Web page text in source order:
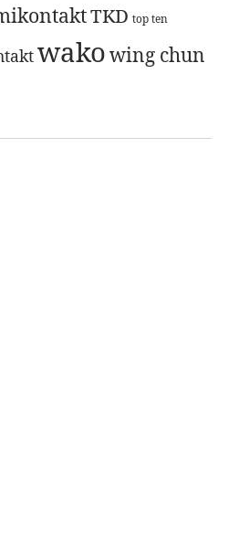
TKD top ten
wakowing chun